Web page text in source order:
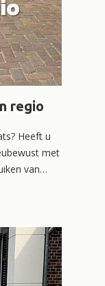
regio
Heeft u
met
van
voor u.